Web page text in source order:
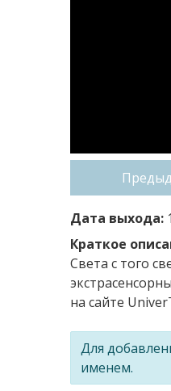
Дата выхода:
Краткое
Света с того
на сайте
Для
именем.